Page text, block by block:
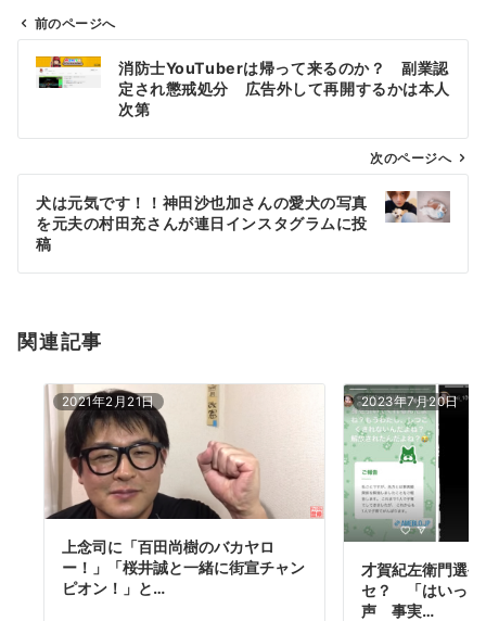
ビ
ン
前のページへ
消防士YouTuberは帰って来るのか？ 副業認
定され懲戒処分 広告外して再開するかは本人
次第
次のページへ
犬は元気です！！神田沙也加さんの愛犬の写真
を元夫の村田充さんが連日インスタグラムに投
稿
関連記事
2021年2月21日
上念司に「百田尚樹のバカヤロ
ー！」「桜井誠と一緒に街宣チャン
ピオン！」と…
2023年7月20日
才賀紀左衛門選
セ？ 「はいっ！
声 事実…